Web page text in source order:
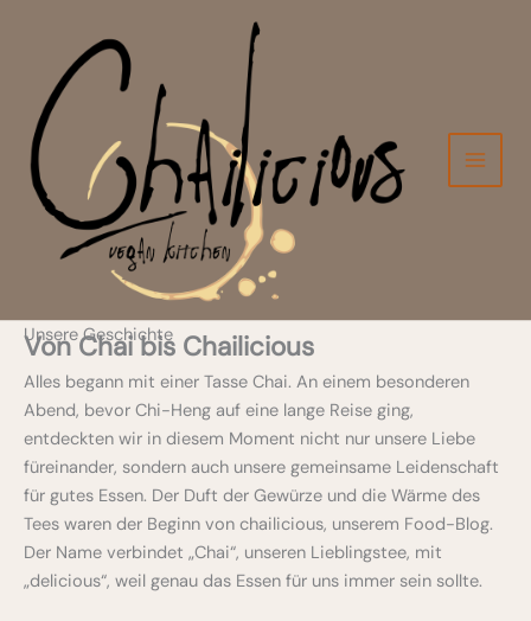
springen
Unsere Geschichte
Von Chai bis Chailicious
Alles begann mit einer Tasse Chai. An einem besonderen
Abend, bevor Chi-Heng auf eine lange Reise ging,
entdeckten wir in diesem Moment nicht nur unsere Liebe
füreinander, sondern auch unsere gemeinsame Leidenschaft
für gutes Essen. Der Duft der Gewürze und die Wärme des
Tees waren der Beginn von chailicious, unserem Food-Blog.
Der Name verbindet „Chai“, unseren Lieblingstee, mit
„delicious“, weil genau das Essen für uns immer sein sollte.